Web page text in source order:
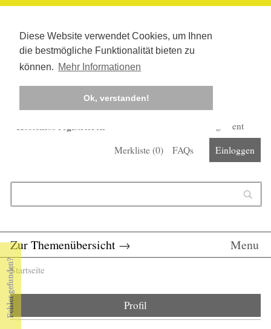
Diese Website verwendet Cookies, um Ihnen
die bestmögliche Funktionalität bieten zu
können. Mehr Informationen
Ok, verstanden!
Kostenlos registrieren
Corona-Management
Merkliste (0) FAQs Einloggen
Zur Themenübersicht → Menu
Sie sind hier
Startseite
Profil